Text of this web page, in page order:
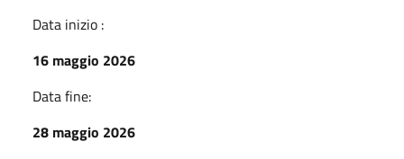
Data inizio :
16 maggio 2026
Data fine:
28 maggio 2026